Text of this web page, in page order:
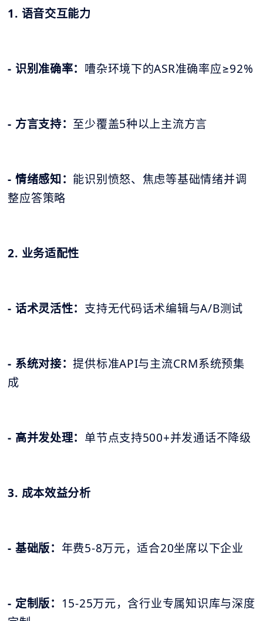
1. 语音交互能力
- 识别准确率： 嘈杂环境下的ASR准确率应≥92%
- 方言支持： 至少覆盖5种以上主流方言
- 情绪感知： 能识别愤怒、焦虑等基础情绪并调
整应答策略
2. 业务适配性
- 话术灵活性： 支持无代码话术编辑与A/B测试
- 系统对接：提供标准API与主流CRM系统预集
成
- 高并发处理： 单节点支持500+并发通话不降级
3. 成本效益分析
- 基础版： 年费5-8万元，适合20坐席以下企业
- 定制版： 15-25万元，含行业专属知识库与深度